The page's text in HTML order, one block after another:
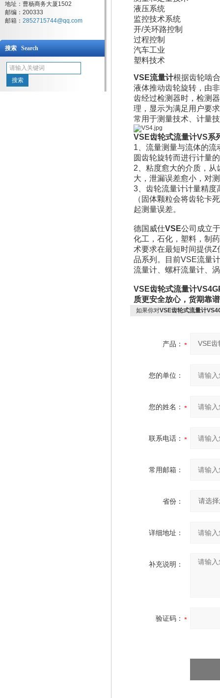
地址：曹杨商务大厦1502
邮编：200333
邮箱： 2852715744@qq.com
搜索 Search
液压系统
监控技术系统
开/关环路控制
过程控制
汽车工业
塑料技术
VSE流量计根据齿轮啮
液体推动齿轮旋转，由
齿经过检测器时，检测
理，显示为满足用户要
常用于测量技术、计量
VSE齿轮式流量计VS系
1、流量测量与流体的
圆齿轮旋转而进行计量
2、粘度愈大的介质，
大，泄漏误差愈小，对
3、齿轮流量计计量精度
（固体颗粒会将齿轮卡
起测量误差。
德国威仕VSE公司成立
化工，石化，塑料，制
术要求在最短时间提供
品系列。目前VSE流量
流量计、螺杆流量计、
VSE齿轮式流量计
质更安全放心，货期靠
如果你对VSE齿轮式流量计
产品：
您的单位：
您的姓名：
联系电话：
常用邮箱：
省份：
详细地址：
补充说明：
验证码：